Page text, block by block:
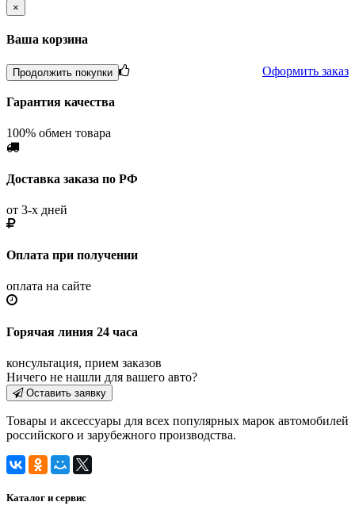
×
Ваша корзина
Продолжить покупки Оформить заказ
Гарантия качества
100% обмен товара
Доставка заказа по РФ
от 3-х дней
Оплата при получении
оплата на сайте
Горячая линия 24 часа
консультация, прием заказов
Ничего не нашли для вашего авто?
Оставить заявку
Товары и аксессуары для всех популярных марок автомобилей
российского и зарубежного производства.
Каталог и сервис